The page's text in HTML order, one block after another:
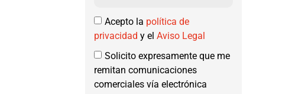
Acepto la política de
privacidad y el Aviso Legal
Solicito expresamente que me
remitan comunicaciones
comerciales vía electrónica